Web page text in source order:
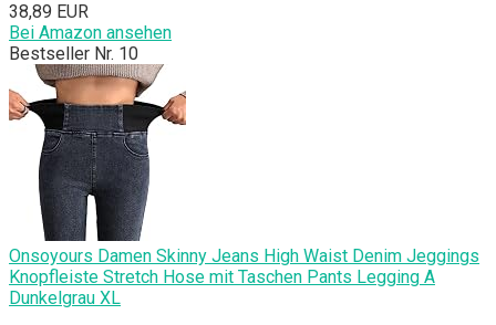
38,89 EUR
Bei Amazon ansehen
Bestseller Nr. 10
Onsoyours Damen Skinny Jeans High Waist Denim Jeggings
Knopfleiste Stretch Hose mit Taschen Pants Legging A
Dunkelgrau XL